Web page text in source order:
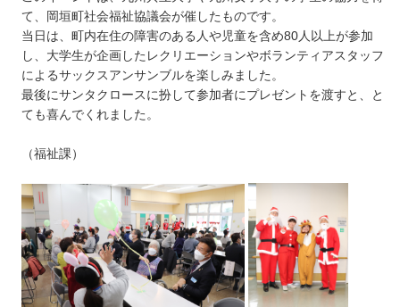
て、岡垣町社会福祉協議会が催したものです。
当日は、町内在住の障害のある人や児童を含め80人以上が参加
し、大学生が企画したレクリエーションやボランティアスタッフ
によるサックスアンサンブルを楽しみました。
最後にサンタクロースに扮して参加者にプレゼントを渡すと、と
ても喜んでくれました。
（福祉課）